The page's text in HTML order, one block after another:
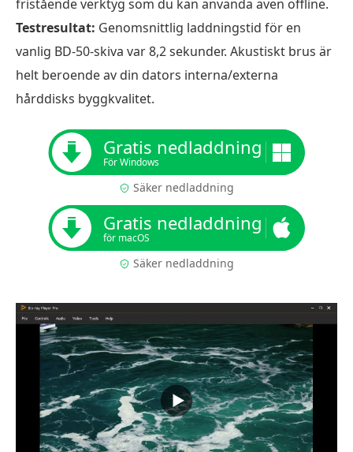
fristående verktyg som du kan använda även offline.
Testresultat: Genomsnittlig laddningstid för en
vanlig BD-50-skiva var 8,2 sekunder. Akustiskt brus är
helt beroende av din dators interna/externa
hårddisks byggkvalitet.
Gratis nedladdning
För Windows
Säker nedladdning
Gratis nedladdning
för macOS
Säker nedladdning